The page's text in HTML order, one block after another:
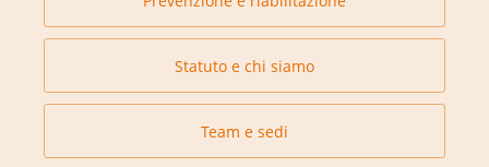
Statuto e chi siamo
Team e sedi